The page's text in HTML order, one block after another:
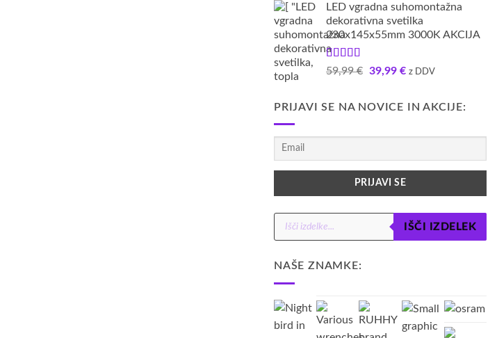
je
bila:
39,99 €.
je:
29,99 €.
LED vgradna suhomontažna
dekorativna svetilka
230x145x55mm 3000K AKCIJA
Ocenjeno
59,99€ Izvirna
bila:
39,99 €Trenutna
39,99 €.
z DDV
PRIJAVI SE NA NOVICE IN AKCIJE:
Products
search
IŠČI IZDELEK
NAŠE ZNAMKE: